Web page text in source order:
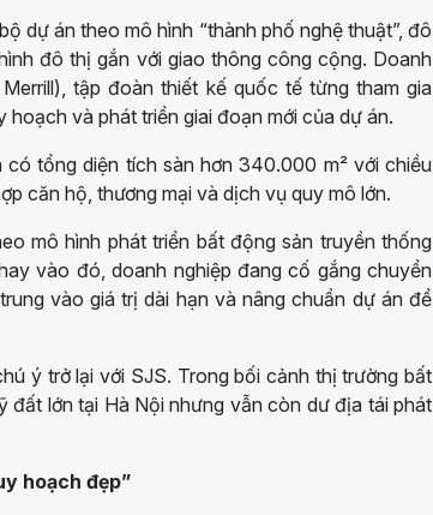
dự án theo mô hình “thành phố nghệ thuật”, đô
đô thị gắn với giao thông công cộng. Doanh
tập đoàn thiết kế quốc tế từng tham gia
và phát triển giai đoạn mới của dự án.
tổng diện tích sàn hơn 340.000 m² với chiều
căn hộ, thương mại và dịch vụ quy mô lớn.
mô hình phát triển bất động sản truyền thống
vào đó, doanh nghiệp đang cố gắng chuyển
vào giá trị dài hạn và nâng chuẩn dự án để
ý trở lại với SJS. Trong bối cảnh thị trường bất
đất lớn tại Hà Nội nhưng vẫn còn dư địa tái phát
hoạch đẹp”